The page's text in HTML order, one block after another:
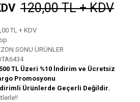
120,00 TL + KDV
TL + KDV
SONU ÜRÜNLER
TL Üzeri %10 İndirim ve Ücretsiz
Promosyonu
Ürünlerde Geçerli Değildir.